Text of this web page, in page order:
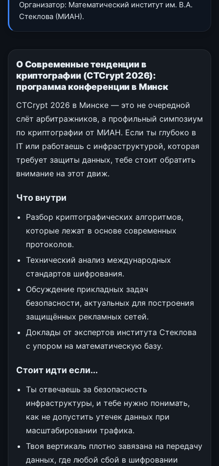
Организатор: Математический институт им. В.А.
Стеклова (МИАН).
О Современные тенденции в
криптографии (CTCrypt 2026):
программа конференции в Минск
CTCrypt 2026 в Минске — это не очередной
слёт арбитражников, а профильный симпозиум
по криптографии от МИАН. Если ты глубоко в
IT или работаешь с инфраструктурой, которая
требует защиты данных, тебе стоит обратить
внимание на этот движ.
Что внутри
Разбор криптографических алгоритмов,
которые лежат в основе современных
протоколов.
Технический анализ международных
стандартов шифрования.
Обсуждение прикладных задач
безопасности, актуальных для построения
защищённых рекламных сетей.
Доклады от экспертов института Стеклова
с упором на математическую базу.
Стоит идти если...
Ты отвечаешь за безопасность
инфраструктуры, и тебе нужно понимать,
как не допустить утечек данных при
масштабировании трафика.
Твоя вертикаль плотно завязана на передачу
данных, где любой сбой в шифровании